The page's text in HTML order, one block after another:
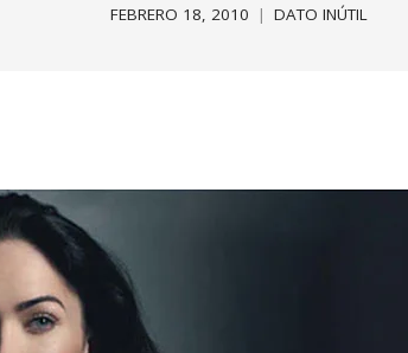
FEBRERO 18, 2010 DATO INÚTIL